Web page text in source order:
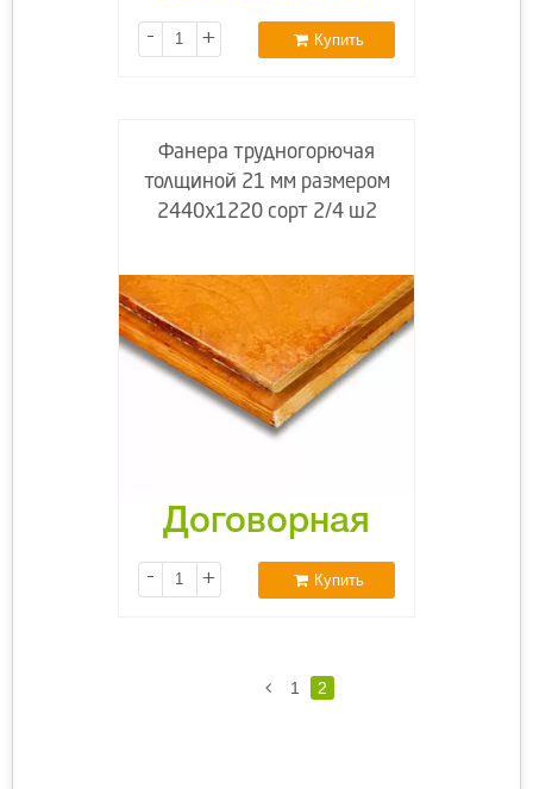
- + Купить
Фанера трудногорючая
толщиной 21 мм размером
2440х1220 сорт 2/4 ш2
Договорная
- + Купить
1 2